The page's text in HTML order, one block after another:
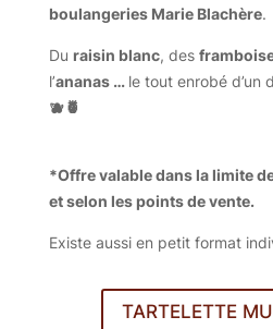
boulangeries Marie Blachère.
Du raisin blanc, des
l’ananas … le tout enrobé d’un
🫐 🍍
*Offre valable dans la limite
et selon les points de vente.
Existe aussi en petit format
TARTELETTE